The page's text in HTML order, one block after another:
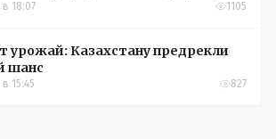
в 18:07 1105
урожай: Казахстану предрекли
шанс
15:45 827